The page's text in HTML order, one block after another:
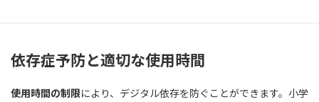
依存症予防と適切な使用時間
使用時間の制限により、デジタル依存を防ぐことができます。小学